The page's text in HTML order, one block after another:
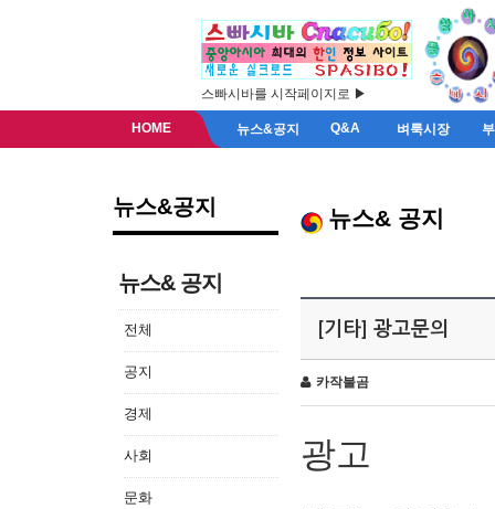
스빠시바를 시작페이지로 ▶
HOME 뉴스&공지 Q&A 벼룩시장
뉴스&공지
뉴스& 공지
전체
공지
경제
사회
문화
뉴스& 공지
[기타] 광고문의
카작불곰
광고